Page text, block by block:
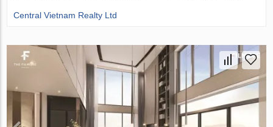
Central Vietnam Realty Ltd